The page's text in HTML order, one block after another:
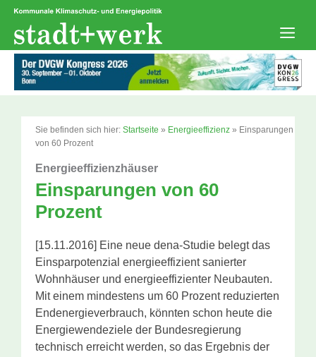
Zum
springen
Sie befinden sich hier: Startseite » Energieeffizienz » Einsparungen
von 60 Prozent
Energieeffizienzhäuser
Einsparungen von 60
Prozent
[15.11.2016] Eine neue dena-Studie belegt das
Einsparpotenzial energieeffizient sanierter
Wohnhäuser und energieeffizienter Neubauten.
Mit einem mindestens um 60 Prozent reduzierten
Endenergieverbrauch, könnten schon heute die
Energiewendeziele der Bundesregierung
technisch erreicht werden, so das Ergebnis der